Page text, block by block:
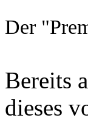
Der
Bereits
dieses